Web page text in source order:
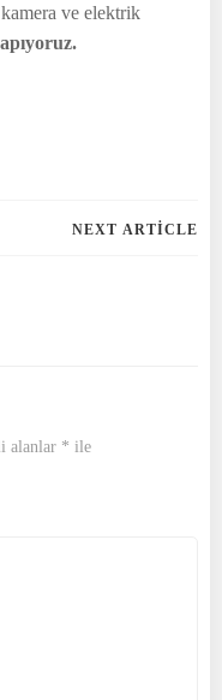
ve elektrik
NEXT ARTICLE
alanlar * ile